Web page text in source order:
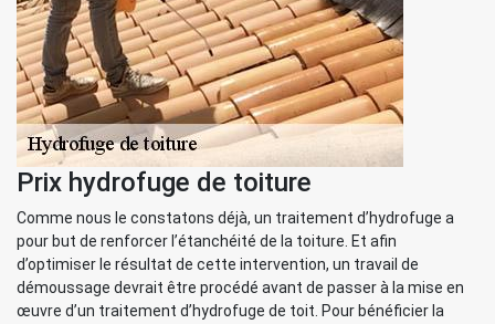
Prix hydrofuge de toiture
Comme nous le constatons déjà, un traitement d’hydrofuge a
pour but de renforcer l’étanchéité de la toiture. Et afin
d’optimiser le résultat de cette intervention, un travail de
démoussage devrait être procédé avant de passer à la mise en
œuvre d’un traitement d’hydrofuge de toit. Pour bénéficier la